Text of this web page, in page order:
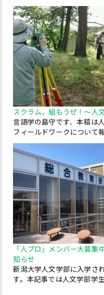
スクラム，組もうぜ！～人
言語学の島守です．本稿は
フィールドワークについて
「人プロ」メンバー大募
知らせ
新潟大学人文学部に入学さ
す。本記事では人文学部学